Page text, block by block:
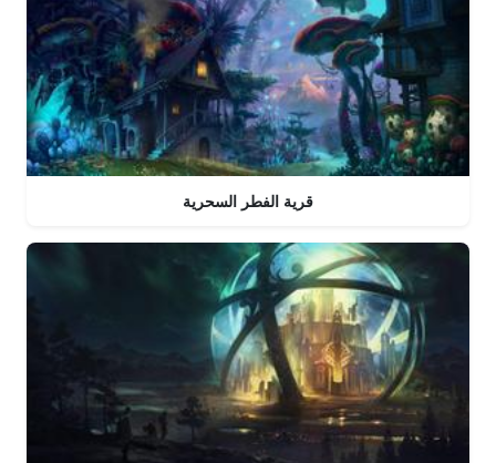
قرية الفطر السحرية